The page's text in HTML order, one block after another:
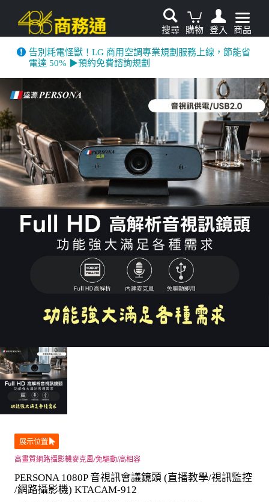
搜尋 購物 登入 商品
告別耗電怪獸！LG 商用空調專業規劃服務上線，節能省
電達 50% ▶預約免費諮詢規劃
展示位置
高畫質網路攝影機麥克風/免驅動/高相容
PERSONA 1080P 音視訊會議鏡頭 (直播教學/視訊監控
/網路攝影機) KTACAM-912